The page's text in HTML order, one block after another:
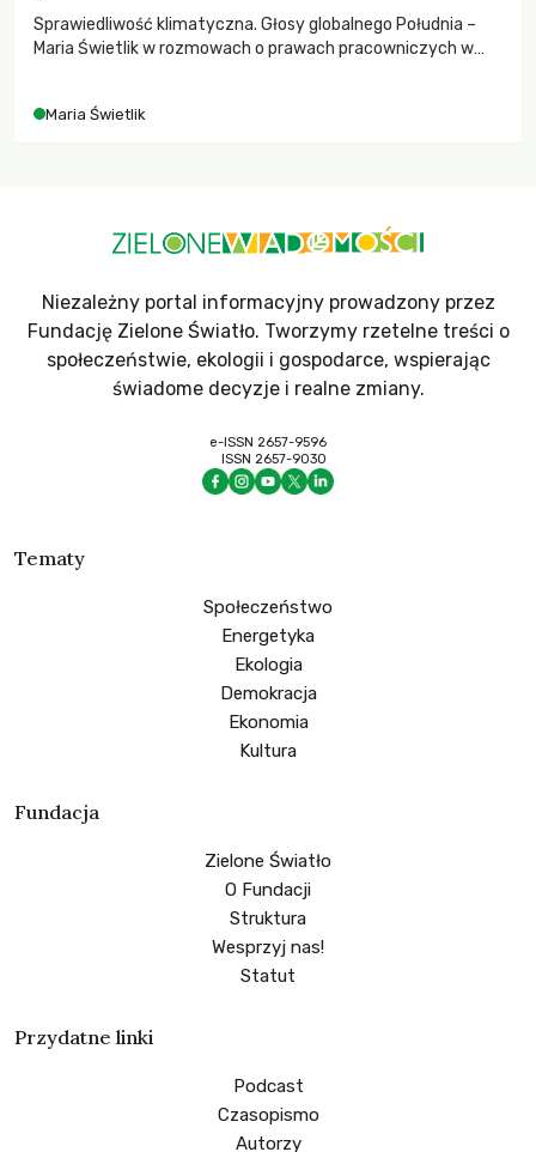
Sprawiedliwość klimatyczna. Głosy globalnego Południa –
Maria Świetlik w rozmowach o prawach pracowniczych w
Maria Świetlik
Niezależny portal informacyjny prowadzony przez
Fundację Zielone Światło. Tworzymy rzetelne treści o
społeczeństwie, ekologii i gospodarce, wspierając
świadome decyzje i realne zmiany.
e-ISSN 2657-9596
ISSN 2657-9030
Tematy
Społeczeństwo
Energetyka
Ekologia
Demokracja
Ekonomia
Kultura
Fundacja
Zielone Światło
O Fundacji
Struktura
Wesprzyj nas!
Statut
Przydatne linki
Podcast
Czasopismo
Autorzy